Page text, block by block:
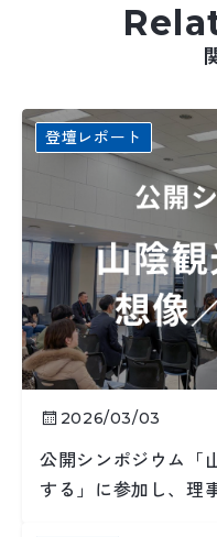
登壇レポート
2026/03/03
公開シンポジウム「
する」に参加し、理